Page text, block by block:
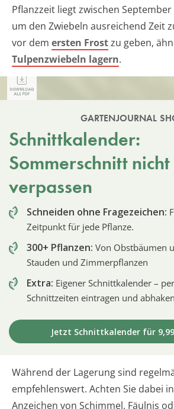
Pflanzzeit liegt zwischen
um den Zwiebeln ausreichend Zeit
vor dem ersten Frostzu geben,
Tulpenzwiebeln lagern.
GARTENJOURNAL
Schnittkalender:
Sommerschnitt nicht
verpassen
Schneiden ohne Fragezeichen:
Zeitpunkt für jede Pflanze.
300+ Pflanzen: Von Obstbäumen
Stauden und Zimmerpflanzen
Extra: Eigener Schnittkalender –
Schnittzeiten eintragen und abhaken
Jetzt Schnittkalender für
Während der Lagerung sind
empfehlenswert. Achten Sie dabei
Anzeichen von Schimmel, Fäulnis